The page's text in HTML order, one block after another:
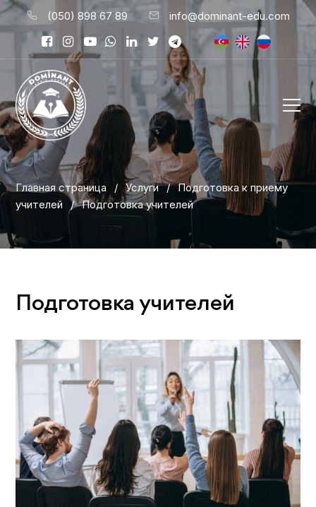
(050) 898 67 89 info@dominant-edu.com
Главная страница / Услуги / Подготовка к приему
учителей
/ Подготовка учителей
Подготовка учителей